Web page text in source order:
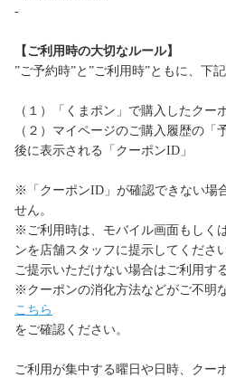
-
【ご利用時の大切なルール】
”ご予約時”と”ご利用時”ともに、下
（１）「くまポン」で購入したクー
（２）マイページのご購入履歴の「
後に表示される「クーポンID」
※「クーポンID」が確認できない場
せん。
※ご利用時は、モバイル画面もしく
ンを店舗スタッフに提示してください
ご提示いただけない場合はご利用す
※クーポンの消化方法などがご不明
こちら
をご確認ください。
ご利用が集中する曜日や日時、クー